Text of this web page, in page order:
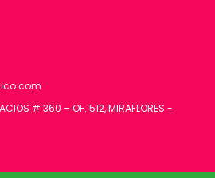
# 360 – OF. 512, MIRAFLORES -